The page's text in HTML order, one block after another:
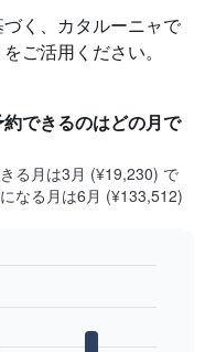
く、カタルーニャで
ご活用ください。
できるのはどの月で
る月は3月 (¥19,230) で
なる月は6月​ (¥133,512)